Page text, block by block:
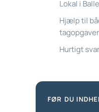
Lokal i
Hjælp til
tagopgaver
Hurtigt
FØR DU